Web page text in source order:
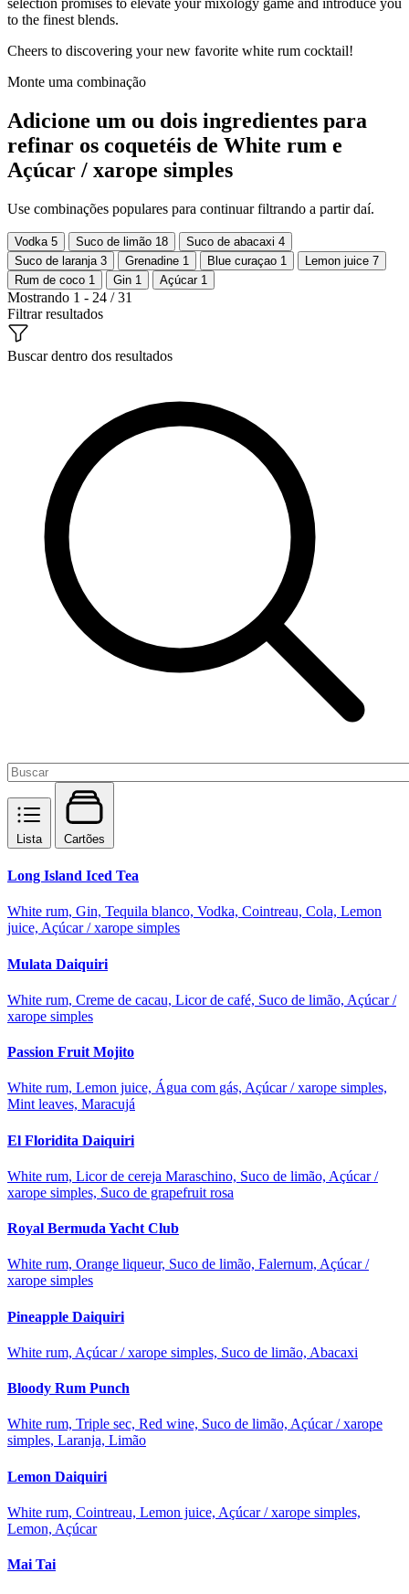
selection promises to elevate your mixology game and introduce you
to the finest blends.
Cheers to discovering your new favorite white rum cocktail!
Monte uma combinação
Adicione um ou dois ingredientes para
refinar os coquetéis de White rum e
Açúcar / xarope simples
Use combinações populares para continuar filtrando a partir daí.
Vodka 5 Suco de limão 18 Suco de abacaxi 4
Suco de laranja 3 Grenadine 1 Blue curaçao 1 Lemon juice 7
Rum de coco 1 Gin 1 Açúcar 1
Mostrando 1 - 24 / 31
Filtrar resultados
Buscar dentro dos resultados
Lista Cartões
Long Island Iced Tea
White rum, Gin, Tequila blanco, Vodka, Cointreau, Cola, Lemon
juice, Açúcar / xarope simples
Mulata Daiquiri
White rum, Creme de cacau, Licor de café, Suco de limão, Açúcar /
xarope simples
Passion Fruit Mojito
White rum, Lemon juice, Água com gás, Açúcar / xarope simples,
Mint leaves, Maracujá
El Floridita Daiquiri
White rum, Licor de cereja Maraschino, Suco de limão, Açúcar /
xarope simples, Suco de grapefruit rosa
Royal Bermuda Yacht Club
White rum, Orange liqueur, Suco de limão, Falernum, Açúcar /
xarope simples
Pineapple Daiquiri
White rum, Açúcar / xarope simples, Suco de limão, Abacaxi
Bloody Rum Punch
White rum, Triple sec, Red wine, Suco de limão, Açúcar / xarope
simples, Laranja, Limão
Lemon Daiquiri
White rum, Cointreau, Lemon juice, Açúcar / xarope simples,
Lemon, Açúcar
Mai Tai